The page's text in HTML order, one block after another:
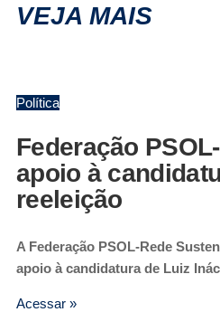
VEJA MAIS
Política
Federação
apoio à
reeleição
A Federação PSOL-Rede
apoio à candidatura de Luiz
Acessar »